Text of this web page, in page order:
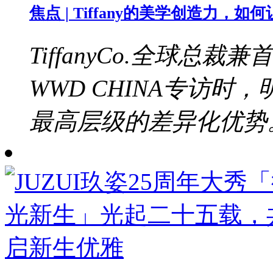
焦点 | Tiffany的美学创造力，如何
TiffanyCo.全球总裁兼
WWD CHINA专访时
最高层级的差异化优势